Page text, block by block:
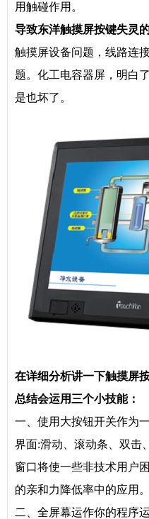
用触碰作用。
导致东洋触摸屏按键失灵
触摸屏设备问题，线路连
题。化工电容器屏，明白
是也坏了。
在详细分析讲一下触摸屏
总结会运用 三个小技能：
一、使用大按钮开关作为
界面:滑动、滚动条、双击
窗口将使一些非技术用户
的亲和力降低率中的应用。
二、全屏幕运作你的程序